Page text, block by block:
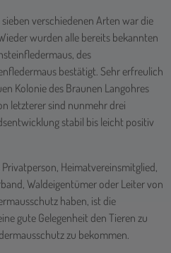
verschiedenen Arten war die
wurden alle bereits bekannten
des
bestätigt. Sehr erfreulich
Kolonie des Braunen Langohres
letzterer sind nunmehr drei
stabil bis leicht positiv
Heimatvereinsmitglied,
Waldeigentümer oder Leiter von
haben, ist die
gute Gelegenheit den Tieren zu
zu bekommen.